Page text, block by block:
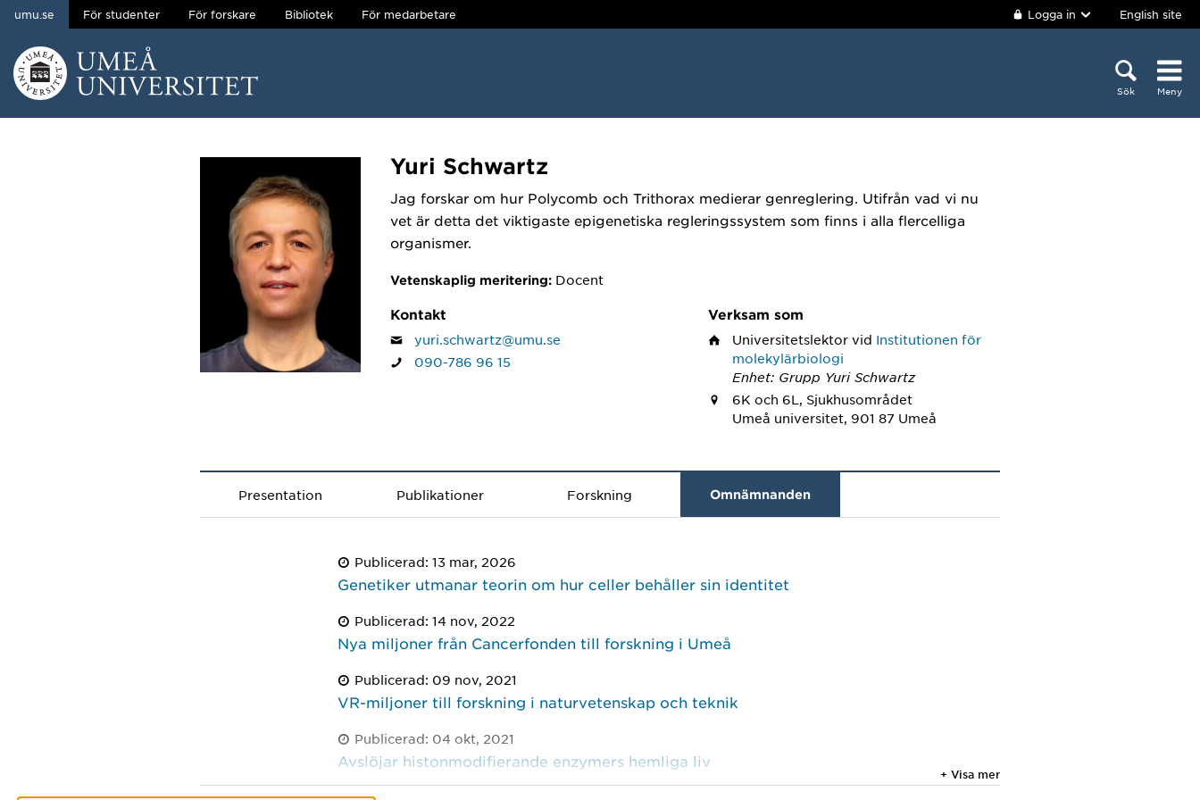
Hoppa direkt till innehållet
umu.se För studenter För forskare Bibliotek För medarbetare Logga in English site
Sök Meny
Yuri Schwartz
Jag forskar om hur Polycomb och Trithorax medierar genreglering. Utifrån vad vi nu
vet är detta det viktigaste epigenetiska regleringssystem som finns i alla flercelliga
organismer.
Vetenskaplig meritering: Docent
Kontakt
yuri.schwartz@umu.se
090-786 96 15
Verksam som
Universitetslektor vid Institutionen för
molekylärbiologi
Enhet: Grupp Yuri Schwartz
6K och 6L, Sjukhusområdet
Umeå universitet, 901 87 Umeå
Presentation Publikationer Forskning Omnämnanden
Publicerad: 13 mar, 2026
Genetiker utmanar teorin om hur celler behåller sin identitet
Publicerad: 14 nov, 2022
Nya miljoner från Cancerfonden till forskning i Umeå
Publicerad: 09 nov, 2021
VR-miljoner till forskning i naturvetenskap och teknik
Publicerad: 04 okt, 2021
Avslöjar histonmodifierande enzymers hemliga liv
+ Visa mer